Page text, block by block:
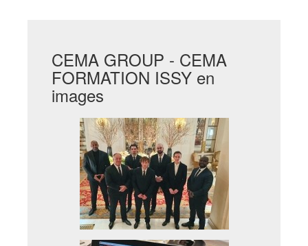
CEMA GROUP - CEMA
FORMATION ISSY en
images